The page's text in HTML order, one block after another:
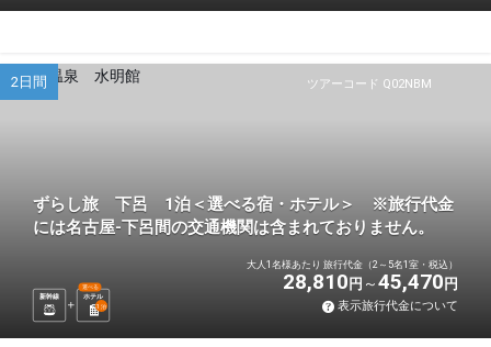
ツアーコード Q02NBM
2日間
ずらし旅 下呂 1泊＜選べる宿・ホテル＞ ※旅行代金
には名古屋-下呂間の交通機関は含まれておりません。
新幹線 ホテル
選べる
1 泊
大人1名様あたり 旅行代金（2～5名1室・税込）
28,810 円 45,470 円
表示旅行代金について